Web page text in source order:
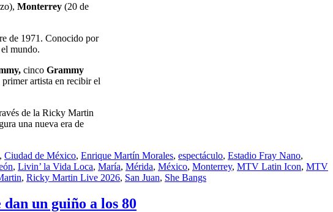
Monterrey (20 de
de 1971. Conocido por
mundo.
cinco Grammy
artista en recibir el
de la Ricky Martin
una nueva era de
, Ciudad de México, Enrique Martín Morales, espectáculo, Estadio Fray Nano,
, Livin’ la Vida Loca, María, Mérida, México, Monterrey, MTV Latin Icon, MTV
, Ricky Martin Live 2026, San Juan, She Bangs
un guiño a los 80